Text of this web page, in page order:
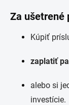
Za ušetrené
Kúpiť
zaplatiť
alebo si
investície.